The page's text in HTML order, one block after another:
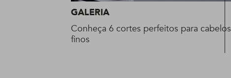
GALERIA
Conheça 6 cortes perfeitos para cabelos
finos